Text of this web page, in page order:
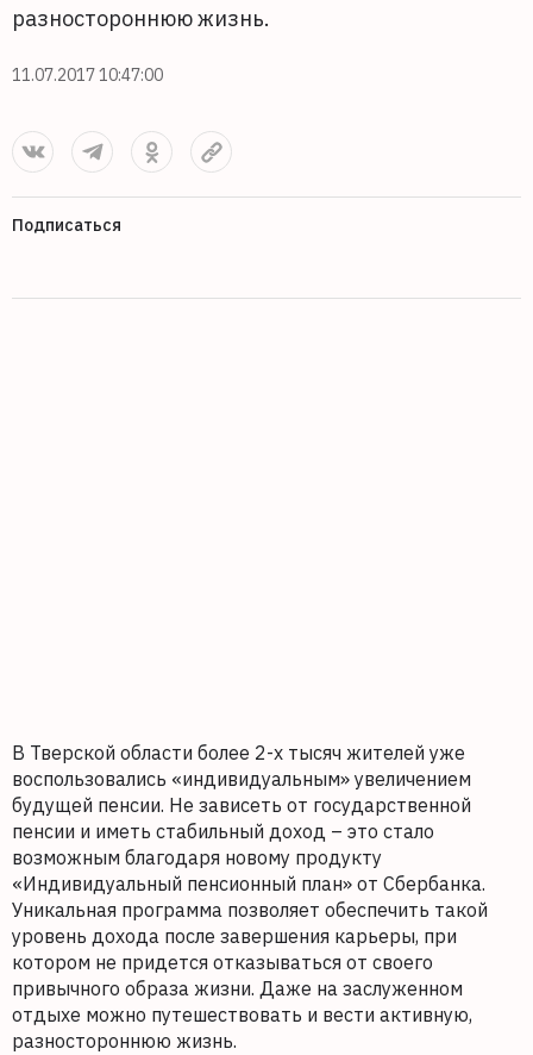
разностороннюю жизнь.
11.07.2017 10:47:00
Подписаться
В Тверской области более 2-х тысяч жителей уже
воспользовались «индивидуальным» увеличением
будущей пенсии. Не зависеть от государственной
пенсии и иметь стабильный доход – это стало
возможным благодаря новому продукту
«Индивидуальный пенсионный план» от Сбербанка.
Уникальная программа позволяет обеспечить такой
уровень дохода после завершения карьеры, при
котором не придется отказываться от своего
привычного образа жизни. Даже на заслуженном
отдыхе можно путешествовать и вести активную,
разностороннюю жизнь.